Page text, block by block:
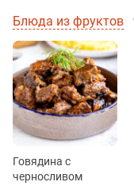
Блюда из фруктов
Говядина с
черносливом